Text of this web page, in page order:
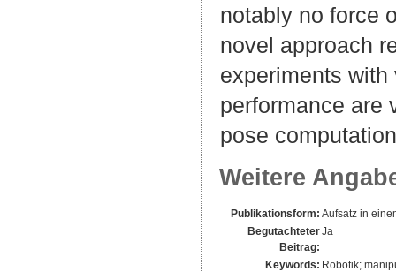
notably no force
novel approach
experiments
performance are
pose
Weitere
Publikationsform: Aufsatz in
Begutachteter
Beitrag:
Ja
Keywords: Robotik;